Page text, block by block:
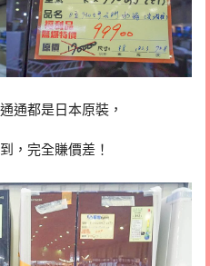
通都是日本原裝，
，完全賺價差！